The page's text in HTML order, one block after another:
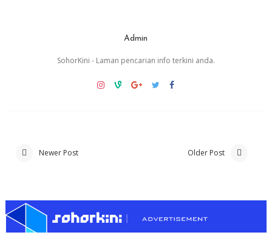
Admin
SohorKini - Laman pencarian info terkini anda.
Newer Post Older Post